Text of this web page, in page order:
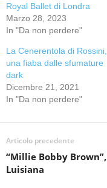
Royal Ballet di Londra
Marzo 28, 2023
In "Da non perdere"
La Cenerentola di Rossini,
una fiaba dalle sfumature
dark
Dicembre 21, 2021
In "Da non perdere"
Articolo precedente
“Millie Bobby Brown”,
Luisiana